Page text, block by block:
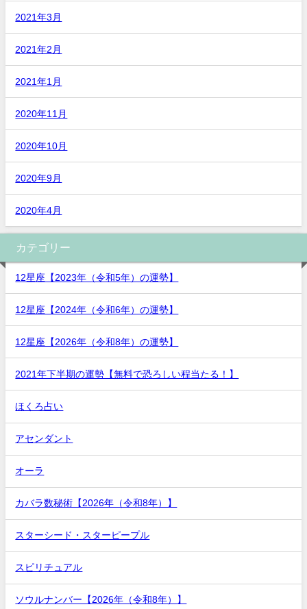
2021年3月
2021年2月
2021年1月
2020年11月
2020年10月
2020年9月
2020年4月
カテゴリー
12星座【2023年（令和5年）の運勢】
12星座【2024年（令和6年）の運勢】
12星座【2026年（令和8年）の運勢】
2021年下半期の運勢【無料で恐ろしい程当たる！】
ほくろ占い
アセンダント
オーラ
カバラ数秘術【2026年（令和8年）】
スターシード・スターピープル
スピリチュアル
ソウルナンバー【2026年（令和8年）】